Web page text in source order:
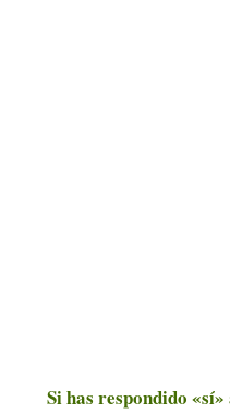
Si has respondido